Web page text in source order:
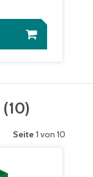
(10)
Seite 1 von 10